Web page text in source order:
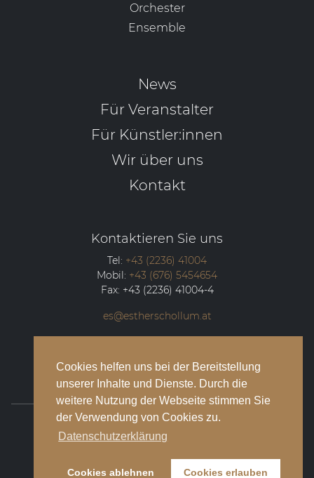
Cookies helfen uns bei der Bereitstellung
unserer Inhalte und Dienste. Durch die
weitere Nutzung der Webseite stimmen Sie
der Verwendung von Cookies zu.
Datenschutzerklärung
Cookies ablehnen Cookies erlauben
Orchester
Ensemble
News
Für Veranstalter
Für Künstler:innen
Wir über uns
Kontakt
Kontaktieren Sie uns
Tel: +43 (2236) 41004
Mobil: +43 (676) 5454654
Fax: +43 (2236) 41004-4
es@estherschollum.at
2340 Mödling
Impressum